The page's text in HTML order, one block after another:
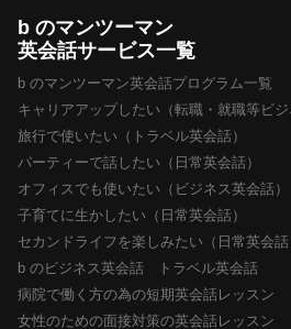
b のマンツーマン
英会話サービス一覧
b のマンツーマン英会話プログラム一覧
キャリアアップしたい（転職・就職等ビジ
旅行で使いたい（トラベル英会話）
パーティーで話したい（日常英会話）
オフィスでも使いたい（ビジネス英会話）
子育てに生かしたい（日常英会話）
セカンドライフを楽しみたい（日常英会話
b のビジネス英会話 トラベル英会話
病院で働く方の為の短期英会話レッスン
女性のための面接対策の英会話レッスン